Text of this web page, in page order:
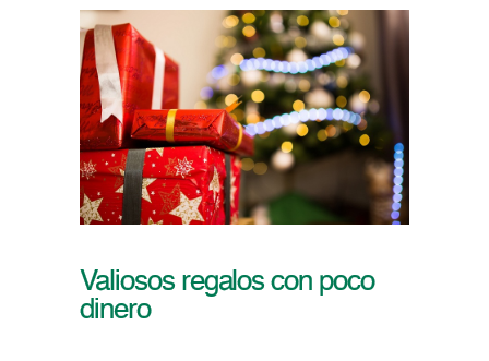
Valiosos regalos con poco
dinero